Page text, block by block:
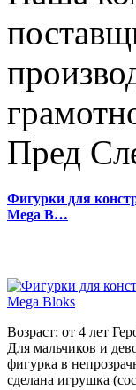
Пред
Фигурки для
Mega B…
Возраст: от 4 лет
Для мальчиков и
фигурка в
сделана игрушка